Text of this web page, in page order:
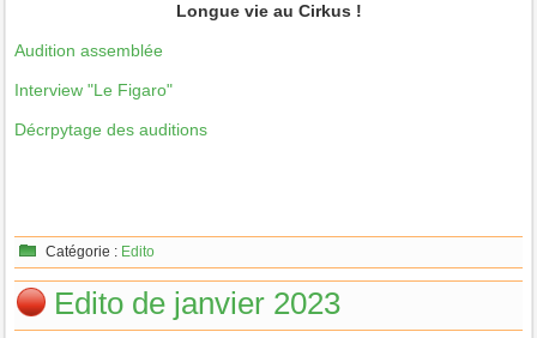
Longue vie au Cirkus !
Audition assemblée
Interview "Le Figaro"
Décrpytage des auditions
Catégorie : Edito
Edito de janvier 2023